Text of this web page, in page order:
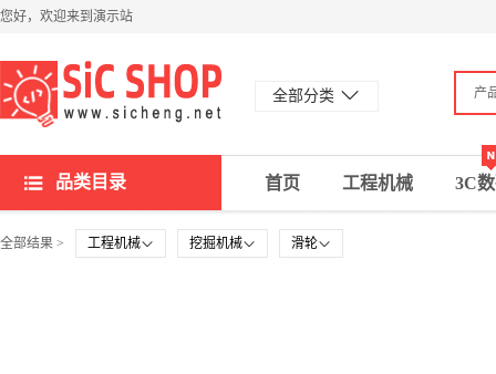
您好，欢迎来到演示站
全部分类 产
品类目录 首页 工程机械 3C
全部结果 > 工程机械 挖掘机械 滑轮